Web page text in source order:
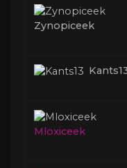
Zynopiceek
Mloxiceek